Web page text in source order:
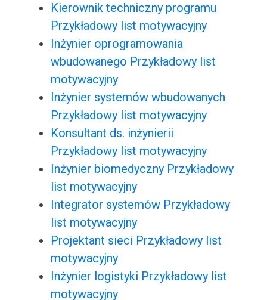
Kierownik techniczny programu
Przykładowy list motywacyjny
Inżynier oprogramowania
wbudowanego Przykładowy list
motywacyjny
Inżynier systemów wbudowanych
Przykładowy list motywacyjny
Konsultant ds. inżynierii
Przykładowy list motywacyjny
Inżynier biomedyczny Przykładowy
list motywacyjny
Integrator systemów Przykładowy
list motywacyjny
Projektant sieci Przykładowy list
motywacyjny
Inżynier logistyki Przykładowy list
motywacyjny